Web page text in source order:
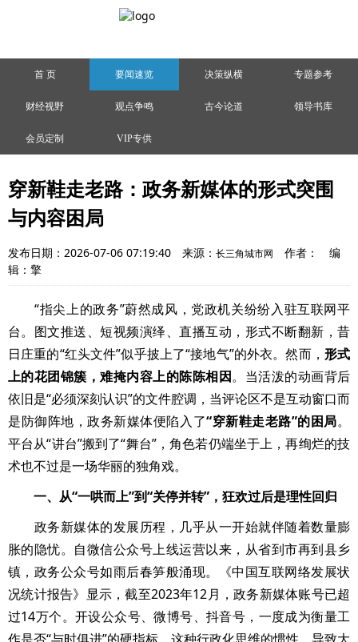
首 页 要闻速览 决策纵横 专题参考
财经视野 观点争鸣 古今论道 领导书库
会员定制 VIP专供
穿新鞋走老路：政务新媒体的形式突围
与内容困局
发布日期：2026-07-06 07:19:40 来源： 长三角城市网 作者：
编
辑：擎
“指尖上的政务”蔚然成风，党政机关纷纷入驻互联网平
台。图文推送、短视频演绎、直播互动，形式不断翻新，昔
日庄重的“红头文件”似乎披上了“接地气”的外衣。然而， 形式
上的花团锦簇，难掩内容上的陈陈相因。当活泼的动画背后
依旧是“必须深刻认识”的文件腔调，当评论区不是互动窗口而
是防御阵地，政务新媒体便陷入了“穿新鞋走老路”的困局。
平台从“讲台”搬到了“舞台”，角色若仍端坐于上，再绚烂的技
术也不过是一场华丽的独角戏。
一、从“一哄而上”到“关停并转”，狂欢过后是理性回归
政务新媒体的发展历程，几乎从一开始就伴随着数量膨
胀的隐忧。自微信公众号上线运营以来，从省到市再到县乡
镇，政务公众号如雨后春笋般涌现。《中国互联网络发展状
况统计报告》显示，截至2023年12月，政务新媒体账号已超
过14万个。开设公众号、微博号、抖音号，一度成为衡量工